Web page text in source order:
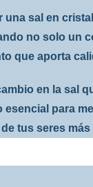
una sal en
no solo un
que aporta
en la sal
esencial para
tus seres